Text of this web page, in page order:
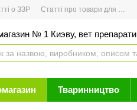
о ЗЗР Статті про товари для здоров'я
№ 1 Киэву, вет
Тваринництво